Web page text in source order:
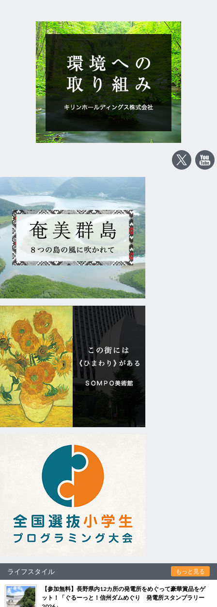
ライフスタイル もっと見る
【参加無料】長野県内12カ所の発電所をめぐって豪華賞品をゲ
ット！「ぐるーっと！信州ダムめぐり 発電所スタンプラリー